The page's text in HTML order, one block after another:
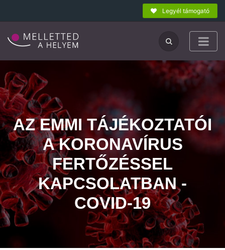
Legyél támogató
AZ EMMI TÁJÉKOZTATÓI
A KORONAVÍRUS
FERTŐZÉSSEL
KAPCSOLATBAN -
COVID-19